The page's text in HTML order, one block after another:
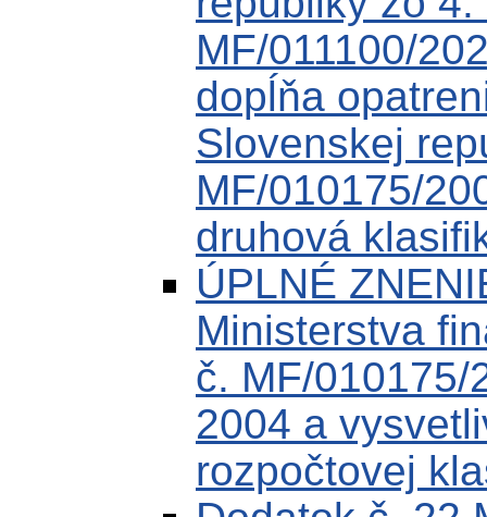
MF/011100/
dopĺňa
Slovenskej
MF/010175/
druhová
ÚPLNÉ
Ministerstva
č. MF/010175/
2004 a
rozpočtovej